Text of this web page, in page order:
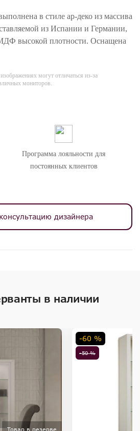
в стиле ар-деко из массива
из Испании и Германии,
высокой плотности. Оснащена
могут отличаться из-за
мониторов.
Программа лояльности для
постоянных клиентов
дизайнера
в наличии
Товар в резерве
-50 %
-60 %